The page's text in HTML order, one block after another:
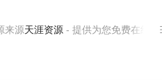
源天涯资源- 提供为您免费在线观看